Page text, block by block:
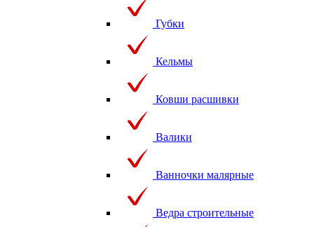
Губки
Кельмы
Ковши расшивки
Валики
Ванночки малярные
Ведра строительные